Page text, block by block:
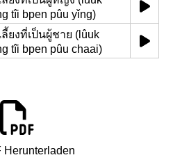
tîi bpen pûu yǐng)
ลี้ยงที่เป็นผู้ชาย (lûuk
tîi bpen pûu chaai)
Herunterladen